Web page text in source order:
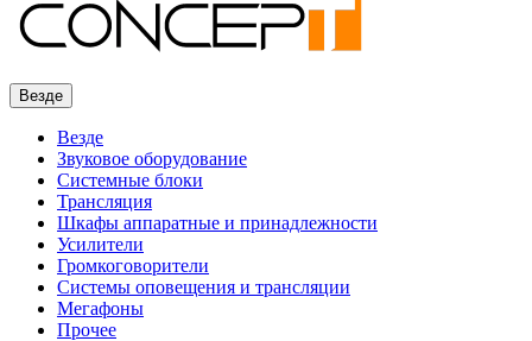
Везде
Везде
Звуковое оборудование
Системные блоки
Трансляция
Шкафы аппаратные и принадлежности
Усилители
Громкоговорители
Системы оповещения и трансляции
Мегафоны
Прочее